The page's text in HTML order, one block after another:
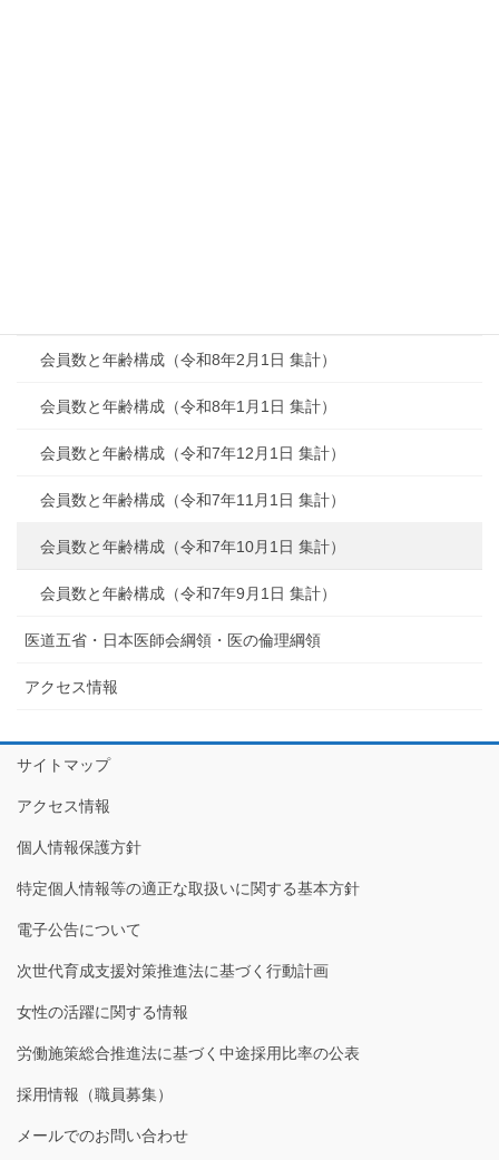
会員数と年齢構成（令和8年2月1日 集計）
会員数と年齢構成（令和8年1月1日 集計）
会員数と年齢構成（令和7年12月1日 集計）
会員数と年齢構成（令和7年11月1日 集計）
会員数と年齢構成（令和7年10月1日 集計）
会員数と年齢構成（令和7年9月1日 集計）
医道五省・日本医師会綱領・医の倫理綱領
アクセス情報
サイトマップ
アクセス情報
個人情報保護方針
特定個人情報等の適正な取扱いに関する基本方針
電子公告について
次世代育成支援対策推進法に基づく行動計画
女性の活躍に関する情報
労働施策総合推進法に基づく中途採用比率の公表
採用情報（職員募集）
メールでのお問い合わせ